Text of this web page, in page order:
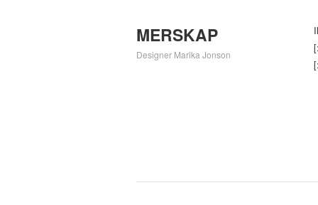
MERSKAP
Designer Marika Jonson